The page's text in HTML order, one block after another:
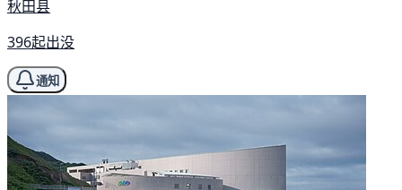
秋田县
396起出没
通知